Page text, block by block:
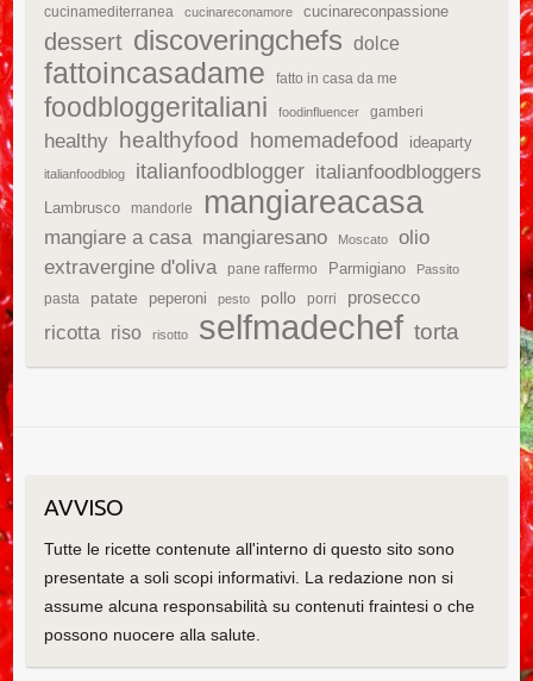
cucinamediterranea cucinareconamore cucinareconpassione
dessert discoveringchefs dolce
fattoincasadame fatto in casa da me
foodbloggeritaliani foodinfluencer gamberi
healthy healthyfood homemadefood ideaparty
italianfoodblog italianfoodblogger italianfoodbloggers
Lambrusco mandorle mangiareacasa
mangiare a casa mangiaresano Moscato
olio
extravergine d'oliva
pane raffermo Parmigiano Passito
pasta patate peperoni pesto pollo porri prosecco
ricotta riso risotto selfmadechef torta
AVVISO
Tutte le ricette contenute all'interno di questo sito sono
presentate a soli scopi informativi. La redazione non si
assume alcuna responsabilità su contenuti fraintesi o che
possono nuocere alla salute.